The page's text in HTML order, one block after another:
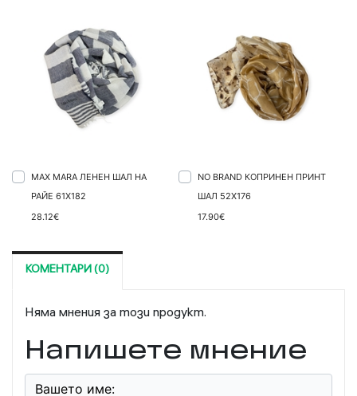
MAX MARA ЛЕНЕН ШАЛ НА
РАЙЕ 61X182
28.12€
NO BRAND КОПРИНЕН ПРИНТ
ШАЛ 52X176
17.90€
КОМЕНТАРИ (0)
Няма мнения за този продукт.
Напишете мнение